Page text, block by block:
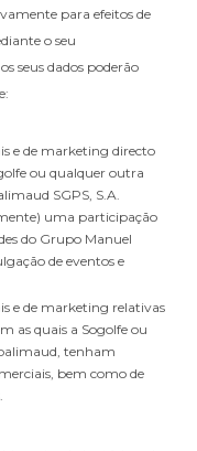
para efeitos de
o seu
seus dados poderão
e de marketing directo
ou qualquer outra
SGPS, S.A.
uma participação
do Grupo Manuel
de eventos e
e de marketing relativas
as quais a Sogolfe ou
tenham
bem como de